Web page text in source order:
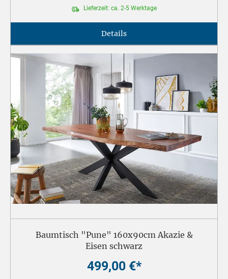
Lieferzeit: ca. 2-5 Werktage
Details
Baumtisch "Pune" 160x90cm Akazie &
Eisen schwarz
499,00 €*